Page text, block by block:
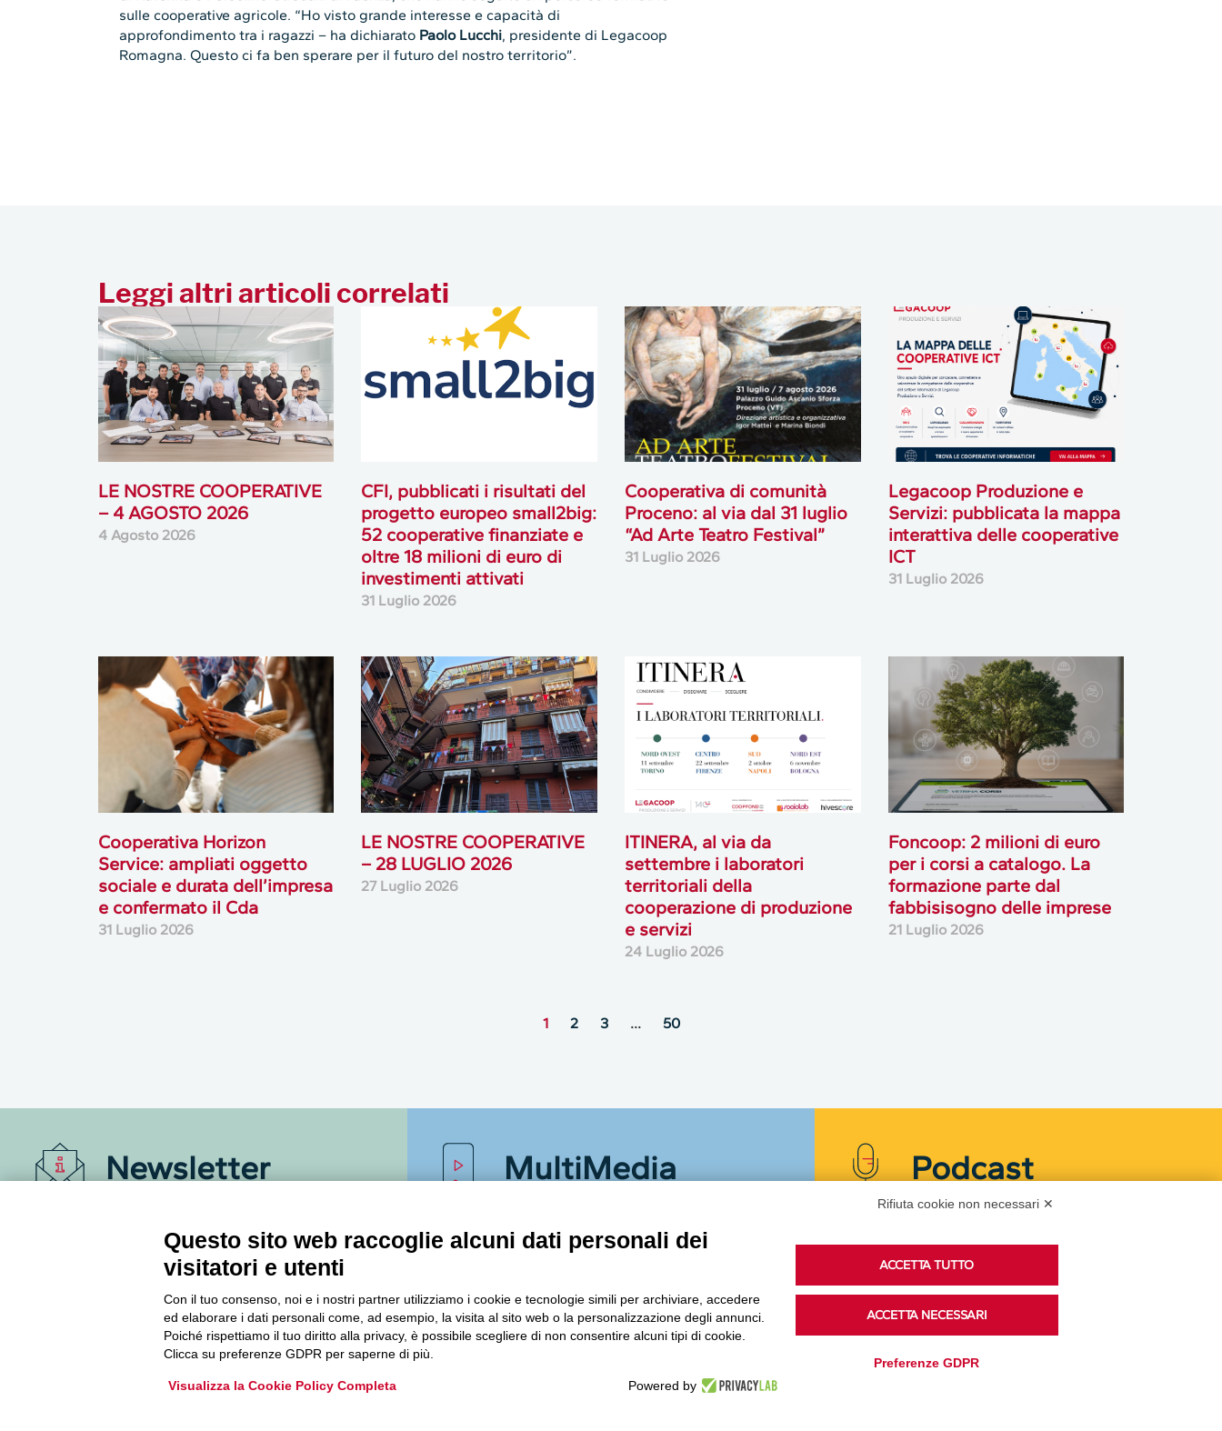
sulle cooperative agricole. “Ho visto grande interesse e capacità di
approfondimento tra i ragazzi – ha dichiarato Paolo Lucchi, presidente di Legacoop
Romagna. Questo ci fa ben sperare per il futuro del nostro territorio”.
Leggi altri articoli correlati
LE NOSTRE COOPERATIVE
– 4 AGOSTO 2026
4 Agosto 2026
CFI, pubblicati i risultati del
progetto europeo small2big:
52 cooperative finanziate e
oltre 18 milioni di euro di
investimenti attivati
31 Luglio 2026
Cooperativa di comunità
Proceno: al via dal 31 luglio
“Ad Arte Teatro Festival”
31 Luglio 2026
Legacoop Produzione e
Servizi: pubblicata la mappa
interattiva delle cooperative
ICT
31 Luglio 2026
Cooperativa Horizon
Service: ampliati oggetto
sociale e durata dell’impresa
e confermato il Cda
31 Luglio 2026
LE NOSTRE COOPERATIVE
– 28 LUGLIO 2026
27 Luglio 2026
ITINERA, al via da
settembre i laboratori
territoriali della
cooperazione di produzione
e servizi
24 Luglio 2026
Foncoop: 2 milioni di euro
per i corsi a catalogo. La
formazione parte dal
fabbisisogno delle imprese
21 Luglio 2026
1 2 3 50
Newsletter
Informazioni per restare sempre aggiornati sul
mondo della cooperazione.
Archivio Newsletter
MultiMedia
Guarda i nostri video, storie e webinar.
Accedi a Youtube
Podcast
Ascolta i podcast di approfondimento di Legacoop
su Spreaker.
Questo sito web raccoglie alcuni dati personali dei
visitatori e utenti
ed elaborare i dati personali come, ad esempio, la visita al sito web o la personalizzazione degli annunci.
Poiché rispettiamo il tuo diritto alla privacy, è possibile scegliere di non consentire alcuni tipi di cookie.
Clicca su preferenze GDPR per saperne di più.
ACCETTA TUTTO
ACCETTA NECESSARI